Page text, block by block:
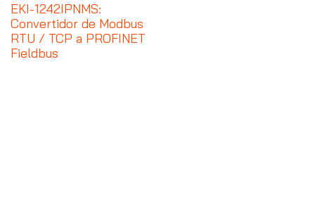
EKI-1242IPNMS:
Convertidor de Modbus
RTU / TCP a PROFINET
Fieldbus